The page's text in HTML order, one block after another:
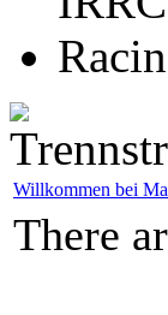
Willkommen bei
There